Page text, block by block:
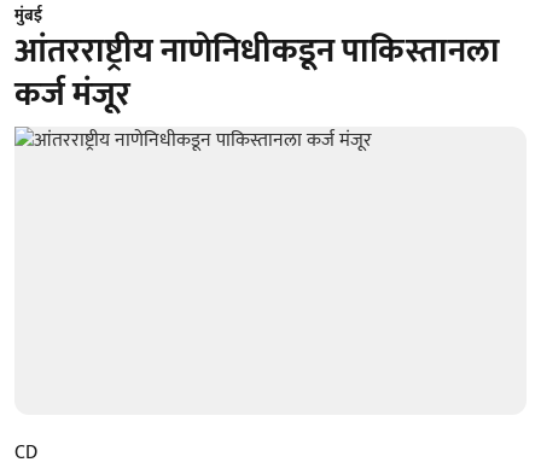
मुंबई
आंतरराष्ट्रीय नाणेनिधीकडून पाकिस्तानला
कर्ज मंजूर
CD